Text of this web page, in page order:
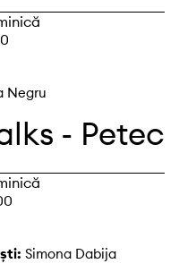
Negru
Simona Dabija